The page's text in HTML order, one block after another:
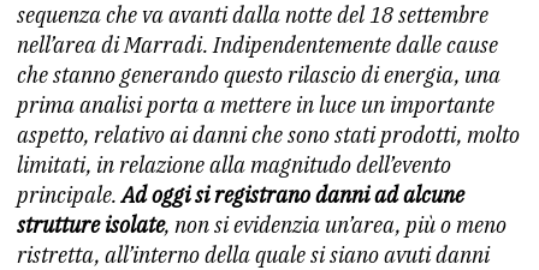
sequenza che va avanti dalla notte del 18 settembre
nell’area di Marradi. Indipendentemente dalle cause
che stanno generando questo rilascio di energia, una
prima analisi porta a mettere in luce un importante
aspetto, relativo ai danni che sono stati prodotti, molto
limitati, in relazione alla magnitudo dell’evento
principale.Ad oggi si registrano danni ad alcune
strutture isolate, non si evidenzia un’area, più o meno
ristretta, all’interno della quale si siano avuti danni